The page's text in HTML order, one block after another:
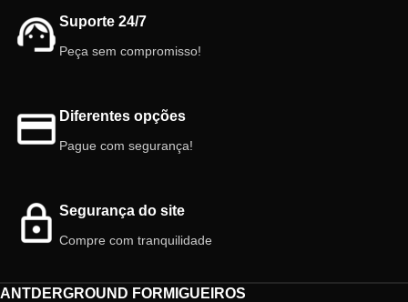
Suporte 24/7
Peça sem compromisso!
Diferentes opções
Pague com segurança!
Segurança do site
Compre com tranquilidade
ANTDERGROUND FORMIGUEIROS